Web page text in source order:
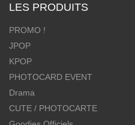
LES PRODUITS
PROMO !
JPOP
KPOP
PHOTOCARD EVENT
Drama
CUTE / PHOTOCARTE